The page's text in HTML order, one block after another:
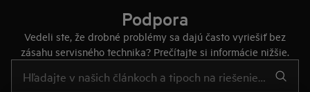
Podpora
Vedeli ste, že drobné problémy sa dajú často vyriešiť bez
zásahu servisného technika? Prečítajte si informácie nižšie.